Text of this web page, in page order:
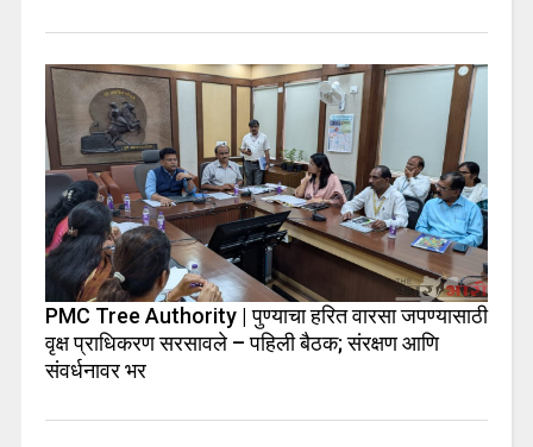
PMC Tree Authority | पुण्याचा हरित वारसा जपण्यासाठी
वृक्ष प्राधिकरण सरसावले – पहिली बैठक; संरक्षण आणि
संवर्धनावर भर